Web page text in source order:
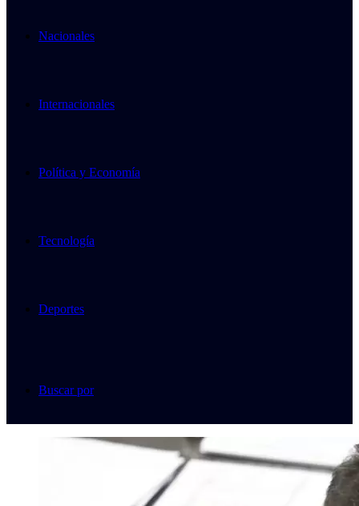
Nacionales
Internacionales
Política y Economía
Tecnología
Deportes
Buscar por